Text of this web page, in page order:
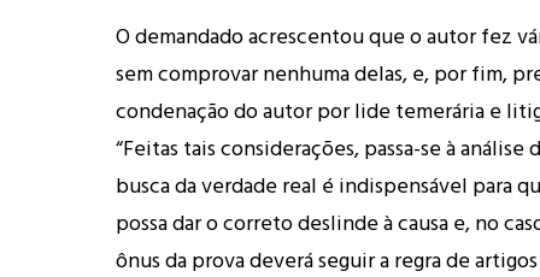
O demandado acrescentou que o autor fez
sem comprovar nenhuma delas, e, por fim,
condenação do autor por lide temerária e
“Feitas tais considerações, passa-se à
busca da verdade real é indispensável para
possa dar o correto deslinde à causa e, no
ônus da prova deverá seguir a regra de